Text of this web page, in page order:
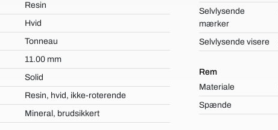
Resin
Hvid
Tonneau
11.00 mm
Solid
Resin, hvid, ikke-roterende
Mineral, brudsikkert
Selvlysende
mærker
Selvlysende visere
Rem
Materiale
Spænde